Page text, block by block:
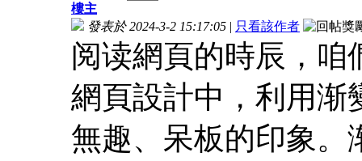
樓主
發表於 2024-3-2 15:17:05 | 只看該作者
阅读網頁的時辰，咱
網頁設計中，利用渐
無趣、呆板的印象。